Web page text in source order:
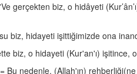
gerçekten biz, o hidâyeti
biz, hidayeti işittiğimizde ona
biz, o hidayeti (Kur'an'ı) işitince,
= Bu nedenle, (Allah'ın)